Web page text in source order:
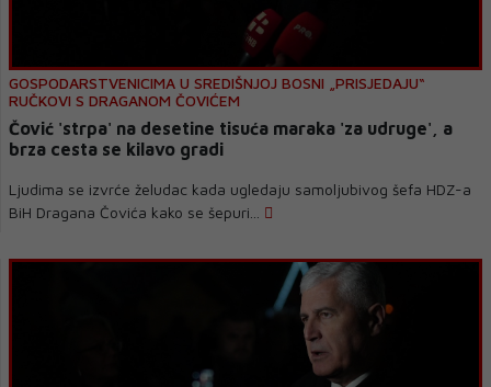
GOSPODARSTVENICIMA U SREDIŠNJOJ BOSNI „PRISJEDAJU“
RUČKOVI S DRAGANOM ČOVIĆEM
Čović 'strpa' na desetine tisuća maraka 'za udruge', a
brza cesta se kilavo gradi
Ljudima se izvrće želudac kada ugledaju samoljubivog šefa HDZ-a
BiH Dragana Čovića kako se šepuri...